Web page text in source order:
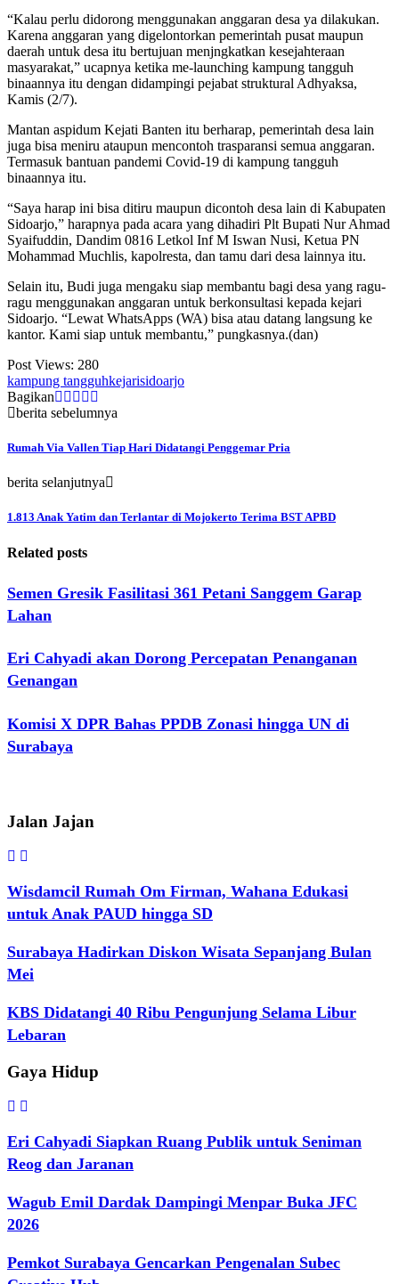
“Kalau perlu didorong menggunakan anggaran desa ya dilakukan.
Karena anggaran yang digelontorkan pemerintah pusat maupun
daerah untuk desa itu bertujuan menjngkatkan kesejahteraan
masyarakat,” ucapnya ketika me-launching kampung tangguh
binaannya itu dengan didampingi pejabat struktural Adhyaksa,
Kamis (2/7).
Mantan aspidum Kejati Banten itu berharap, pemerintah desa lain
juga bisa meniru ataupun mencontoh trasparansi semua anggaran.
Termasuk bantuan pandemi Covid-19 di kampung tangguh
binaannya itu.
“Saya harap ini bisa ditiru maupun dicontoh desa lain di Kabupaten
Sidoarjo,” harapnya pada acara yang dihadiri Plt Bupati Nur Ahmad
Syaifuddin, Dandim 0816 Letkol Inf M Iswan Nusi, Ketua PN
Mohammad Muchlis, kapolresta, dan tamu dari desa lainnya itu.
Selain itu, Budi juga mengaku siap membantu bagi desa yang ragu-
ragu menggunakan anggaran untuk berkonsultasi kepada kejari
Sidoarjo. “Lewat WhatsApps (WA) bisa atau datang langsung ke
kantor. Kami siap untuk membantu,” pungkasnya.(dan)
Post Views: 280
kampung tangguhkejarisidoarjo
Bagikan
berita sebelumnya
Rumah Via Vallen Tiap Hari Didatangi Penggemar Pria
berita selanjutnya
1.813 Anak Yatim dan Terlantar di Mojokerto Terima BST APBD
Related posts
Semen Gresik Fasilitasi 361 Petani Sanggem Garap
Lahan
Eri Cahyadi akan Dorong Percepatan Penanganan
Genangan
Komisi X DPR Bahas PPDB Zonasi hingga UN di
Surabaya
Jalan Jajan
Wisdamcil Rumah Om Firman, Wahana Edukasi
untuk Anak PAUD hingga SD
Surabaya Hadirkan Diskon Wisata Sepanjang Bulan
Mei
KBS Didatangi 40 Ribu Pengunjung Selama Libur
Lebaran
Gaya Hidup
Eri Cahyadi Siapkan Ruang Publik untuk Seniman
Reog dan Jaranan
Wagub Emil Dardak Dampingi Menpar Buka JFC
2026
Pemkot Surabaya Gencarkan Pengenalan Subec